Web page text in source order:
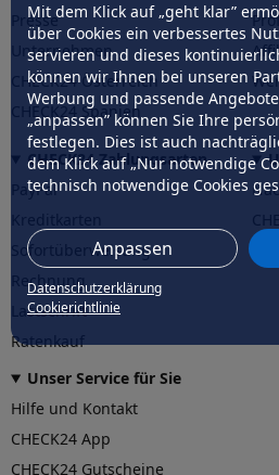
Mit dem Klick auf „geht klar”
über Cookies ein verbessertes
servieren und dieses
können wir Ihnen bei unseren
Werbung und passende
„anpassen” können Sie Ihre
festlegen. Dies ist auch
dem Klick auf „Nur notwendige
technisch notwendige Cookies
Anpassen
Datenschutzerklärung
Cookierichtlinie
Presse
Unternehmen
CHECK24 Österreich
CHECK24 Spanien
CHECK24 Zahlungsarten
PayPal
Sofortüberweisung
Rechnung
Lastschrift
Ratenkauf
Unser Service für Sie
Hilfe und Kontakt
CHECK24 App
CHECK24 Gutscheine